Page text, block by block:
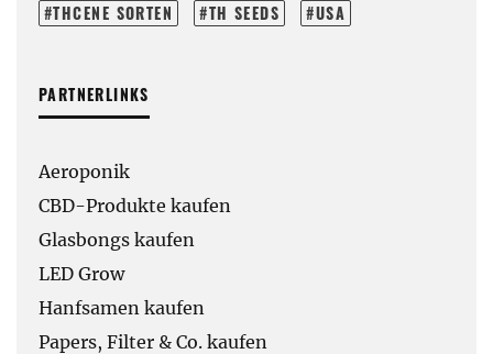
THCENE SORTEN
TH SEEDS USA
PARTNERLINKS
Aeroponik
CBD-Produkte kaufen
Glasbongs kaufen
LED Grow
Hanfsamen kaufen
Papers, Filter & Co. kaufen